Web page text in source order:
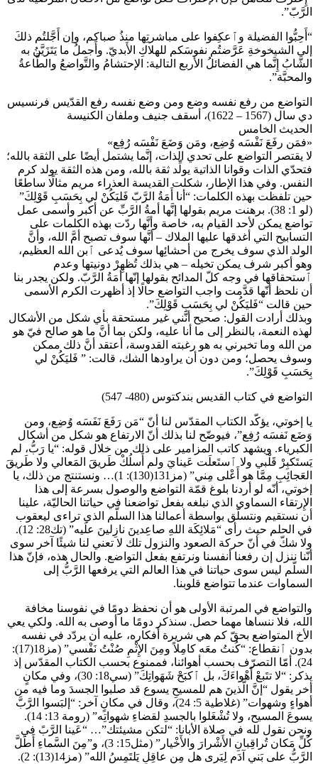
الرَّبّ”.
“أَحِبُّوا الفضيلة وٱعكِفوا على مباشرتِها منذُ صباكم، وإن أَجَّلتُم ذلكَ
إلى الشيخوخةِ عَرَّضتُم نفوسَكم للهلاكِ الأَبديّ. وأَجملُ ما يَتَزَيَّنُ به
الشَّابُ إِنَّما هي الفضائلُ الأربع التالية: الإحتشامُ والتَّواضعُ والطَّاعةُ
والمحبَّة”.
التواضع من رفع نفسه وضع ومن وضع نفسه رفع القدّيس فرنسيس
دي سال (1567 – 1622)، أسقف جنيف وملفان الكنيسة
الحديث الخامس
«فمَن رفَعَ نَفْسَه وُضِع، ومَن وَضَعَ نَفْسَه رُفِع»
لا يقتصر التواضع على تحدي الذات، إنَّما يشتمل أيضًا على الثقة بالله؛
فتحدّي الذات وقوانا الذاتية يولِّد ثقة بالله، ومن هذه الثقة يولد كرم
النفس. وفي هذا الإطار، شكلت القديسة العذراء مريم مثالًا ساطعًا
حين تلفظت بهذه الكلمات: “أنا أَمَةُ الرَّبّ فَليَكُنْ لي بِحَسَبِ قَوْلِكَ”
(لو 1: 38). برهنت مريم بقولها إنَّها أمةُ الرَّبِّ عن أكبر وأسمى عمل
تواضع يمكن لأحد القيام به، خاصة وأنَّها ردّت بهذه الكلمات على
التسابيح التي أغدقها عليها الملاك – أنَّها سوف تصبح أمَّ الله، وأنَّ
الولد الذي سوف يخرج من أحشائِها سوف يُدعى ٱبن الله العظيم،
وهو أكبر شرف يمكن تخيله – هي بذلك تُظهِرْ دونيتها وعدم
ٱستحقاقها في وجه كلّ المدائح بقولها إنّها أمَةُ الرَّبّ. ولكن يجدر بنا
أن نلحظ أنّها قدَّمت واجب التواضع حالًا إذ أظهرت الكرم الأسمى
حين قالت “فَليَكُنْ لي بِحَسَبِ قَوْلِكَ”.
وبذلك أرادت القول: صحيح أنَّني غير مستحقة بأي شكل من الأشكال
لهذه النعمة، بالنظر إلى ما أنا عليه، ولكن بما أنَّ ما هو صالح فيّ هو
من الله وما تخبرني به هو رغبته القدوسة، أعتقد أنَّ ذلك ممكن
وسوف يحصل؛ ومن دون أن يراودها الشك، قالت: ” فَليَكُنْ لي
بِحَسَبِ قَوْلِكَ”.
التواضع في كتاب القديس بندكتوس (480- 547)
يا إخوتي، يؤكّد الكتاب المقدّس لنا أنّ “مَن رَفَعَ نَفَسَه وُضِع، ومن
وَضَع نَفسَه رُفِع”، فيوضّح لنا بذلك أنّ الارتفاع هو شكل من أشكال
الكبرياء. ويشهد كاتب المزامير على ذلك من خلال قوله: “يا رَبُّ، لم
يَستَكبِرْ قَلْبي ولا ٱستَعلَت عَينايَ ولم أَسلُكْ طَريقَ المَعالي ولا طَريقَ
العَجائِبِ مِمَّا هو أَعْلى مِني” (مز131(130): 1)… ونستنتج من ذلك، يا
إخوتي، أنّه لو أردنا بلوغ قمّة التواضع والوصول بسرعة إلى هذا
الإِرتقاء السماوي الذي نبلغه بفعل تواضعنا في حياتنا الحاليّة، علينا
أن نستقيم ونتسلّق بواسطة أعمالنا هذا السلّم الذي تراءى ليعقوب
في الحلم حيث رأى “مَلائِكَة اللهِ صاعِدينَ نازِلينَ علَيه” (تك28: 12).
ولا شكّ في أنّ حركة الصعود والنزول تلك لا تعني لنا شيئًا آخر سوى
أنّنا ننزل إن رفعنا أنفسنا ونرتفع بفعل التواضع. والحال هذه، فإنّ هذا
السلّم ليس سوى حياتنا في هذا العالم التي يرفعها الرَّبُّ إلى
السماوات عندما تتواضع قلوبنا.
والتواضع في المرتبة الأولى هو أن نحفظ دومًا في نفوسنا مخافة
الله، فلا ننساها مهما حصل. سنذكر دومًا ما أوصى به الله. ولكي يعي
الأخ المتواضع بحقّ كم هي شريرة أفكاره، عليه أن يردّد في نفسه
بدون ٱنقطاع: “كُنتُ معَه كامِلاً ومِنَ الإِثْمِ صُنْتُ نَفْسي” (مز18(17):
24). أمّا التصرّف بحسب أهوائنا، فممنوع بحسب الكتاب المقدّس إذ
يذكر: “لا تتَبعْ أَهْواءَكَ، بل ٱكبَحْ شَهَواتِكَ” (سي18: 30)، وفي مكانٍ
أخر يقول “إنَّ الَّذينَ هم للمسيحِ يسوع قد صلبوا الجسدَ وما فيه من
أهواءٍ وشهوات” (غلاطية 5: 24)، وقال في مكانٍ آخر: “إلبَسوا الرَّبَّ
يسوعَ المسيح، ولا تُشْغَلوا بالجسدِ لقضاءِ شهواتِه” (رومة 13: 14).
ونحن نقول لله في صلاة الأبانا: “لتكن مشيئتك”… “عَينا الرَّبً في
كُلِّ مَكان تُراقِبانِ الأَشْرارَ والأَخْيار” (مثل15: 3)، و”مِنَ السَّماءِ أَطَلَّ
الرَّبُّ على بَني آدَم لِيَرى هل مِن عاقِلٍ يَلتَمِسُ الله” (مز14(13): 2).